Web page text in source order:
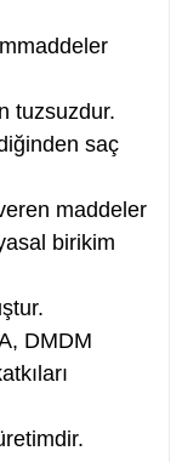
tuzsuzdur.
saç
maddeler
birikim
DMDM